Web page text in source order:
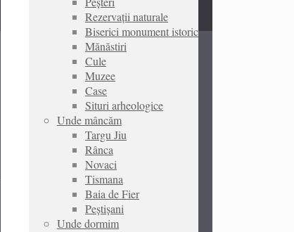
Rezervații naturale
Biserici monument istoric
Mănăstiri
Cule
Muzee
Case
Situri arheologice
Unde mâncăm
Targu Jiu
Rânca
Novaci
Tismana
Baia de Fier
Peștișani
Unde dormim